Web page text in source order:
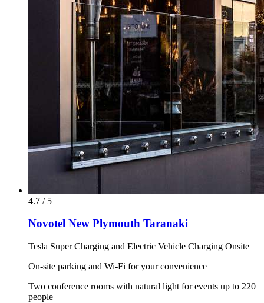
4.7 / 5
Novotel New Plymouth Taranaki
Tesla Super Charging and Electric Vehicle Charging Onsite
On-site parking and Wi-Fi for your convenience
Two conference rooms with natural light for events up to 220
people